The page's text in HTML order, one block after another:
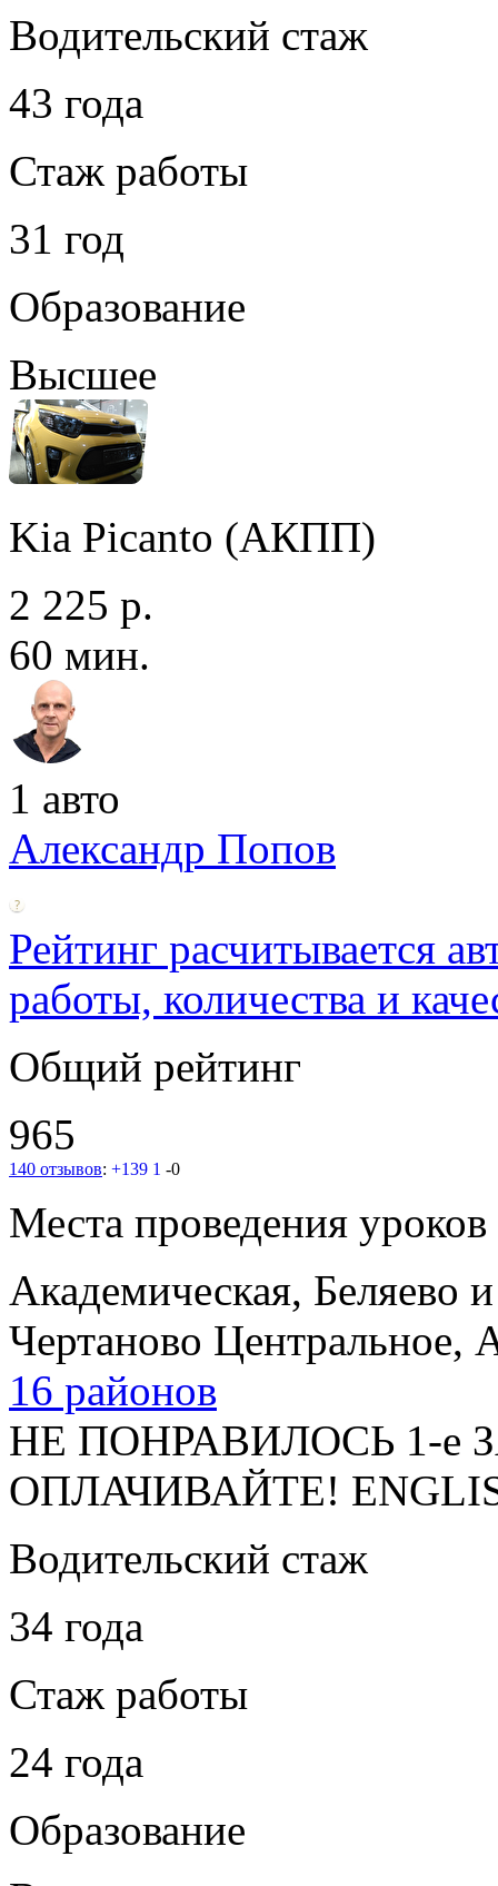
Водительский стаж
43 года
Стаж работы
31 год
Образование
Высшее
Kia Picanto (АКПП)
2 225 р.
60 мин.
1 авто
Александр Попов
Рейтинг расчитывается
работы, количества и
Общий рейтинг
965
140 отзывов: +139 1 -0
Места проведения уроков
Академическая, Беляево
Чертаново Центральное,
16 районов
НЕ ПОНРАВИЛОСЬ 1-е
ОПЛАЧИВАЙТЕ!
Водительский стаж
34 года
Стаж работы
24 года
Образование